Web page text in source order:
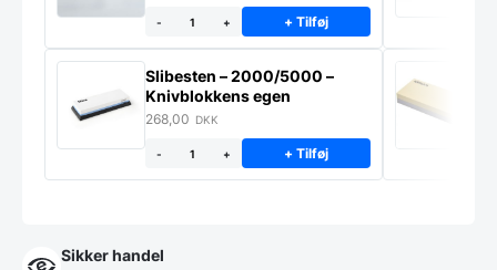
- + + Tilføj
Slibesten – 2000/5000 –
Knivblokkens egen
268,00 DKK
- + + Tilføj
Sikker handel